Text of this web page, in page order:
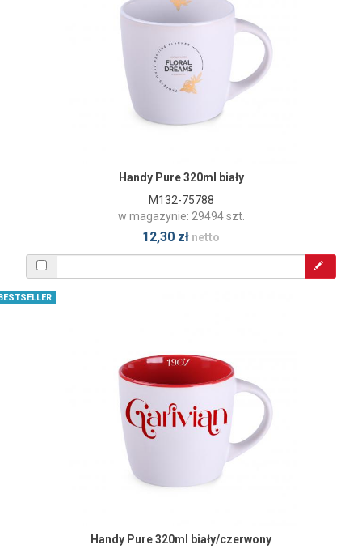
Handy Pure 320ml biały
M132-75788
w magazynie: 29494 szt.
12,30 zł netto
Handy Pure 320ml biały/czerwony